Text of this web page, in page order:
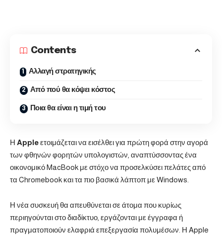
Contents
Αλλαγή στρατηγικής
Από πού θα κόψει κόστος
Ποια θα είναι η τιμή του
Η Appleετοιμάζεται να εισέλθει για πρώτη φορά στην αγορά
των φθηνών φορητών υπολογιστών, αναπτύσσοντας ένα
οικονομικό MacBook με στόχο να προσελκύσει πελάτες από
τα Chromebook και τα πιο βασικά λάπτοπ με Windows.
Η νέα συσκευή θα απευθύνεται σε άτομα που κυρίως
περιηγούνται στο διαδίκτυο, εργάζονται με έγγραφα ή
πραγματοποιούν ελαφριά επεξεργασία πολυμέσων. Η Apple